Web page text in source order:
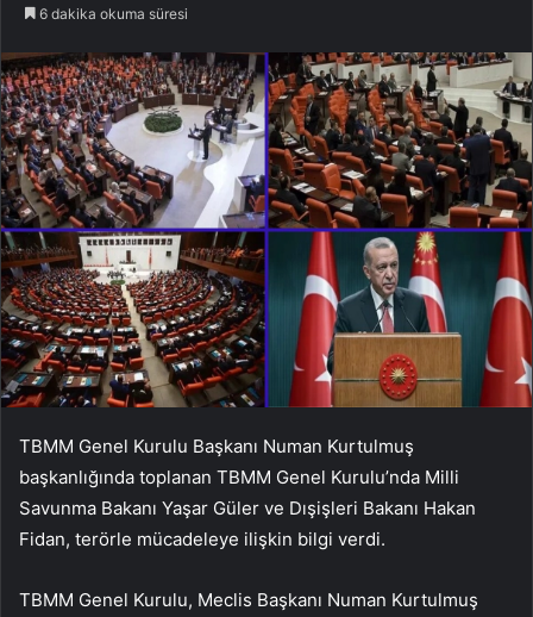
6 dakika okuma süresi
TBMM Genel Kurulu Başkanı Numan Kurtulmuş
başkanlığında toplanan TBMM Genel Kurulu’nda Milli
Savunma Bakanı Yaşar Güler ve Dışişleri Bakanı Hakan
Fidan, terörle mücadeleye ilişkin bilgi verdi.
TBMM Genel Kurulu, Meclis Başkanı Numan Kurtulmuş